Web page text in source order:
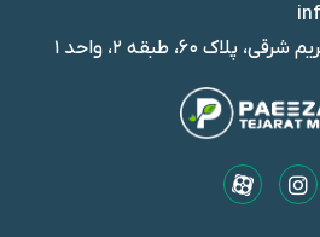
۶۰، طبقه ۲، واحد ۱